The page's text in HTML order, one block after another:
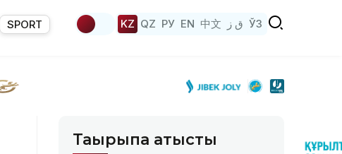
SPORT KZ QZ РУ EN 中文 ق ز ЎЗ
Тақырыпқа қатысты